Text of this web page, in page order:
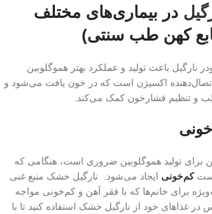
در بیماری‌های مختلف
کهن طب سنتی)
نارگیل باعث تولید و عملکرد بهتر هموگلوبین
اکسیژن است که در خون یافت می‌شود و
و تنظیم فشارخون کمک می‌کند.
برای تولید هموگلوبین ضروری است، هنگامی که
استکم‌خونی ایجاد می‌شود. نارگیل خشک منبع غنی
برای خانم‌ها که با فقر آهن و کم‌خونی مواجه
غذاهای خود از نارگیل خشک استفاده کنید تا با